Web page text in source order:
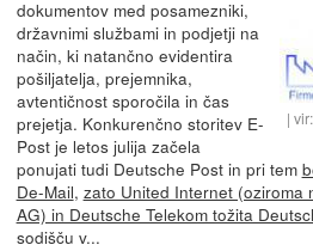
vir:
dokumentov med posamezniki,
državnimi službami in podjetji na
način, ki natančno evidentira
pošiljatelja, prejemnika,
avtentičnost sporočila in čas
prejetja. Konkurenčno storitev E-
Post je letos julija začela
ponujati tudi Deutsche Post in pri tem
De-Mail, zato United Internet (oziroma
AG) in Deutsche Telekom tožita
sodišču v...